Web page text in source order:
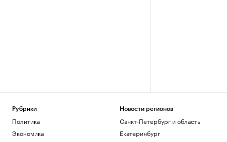
Рубрики
Политика
Экономика
Новости регионов
Санкт-Петербург и область
Екатеринбург